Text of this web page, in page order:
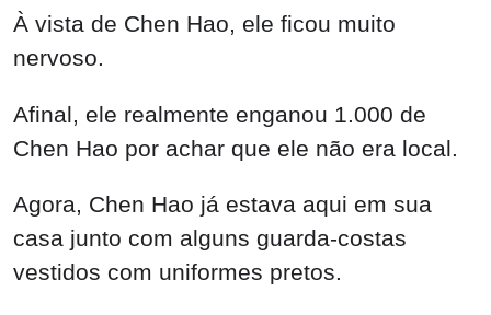
À vista de Chen Hao, ele ficou muito
nervoso.
Afinal, ele realmente enganou 1.000 de
Chen Hao por achar que ele não era local.
Agora, Chen Hao já estava aqui em sua
casa junto com alguns guarda-costas
vestidos com uniformes pretos.